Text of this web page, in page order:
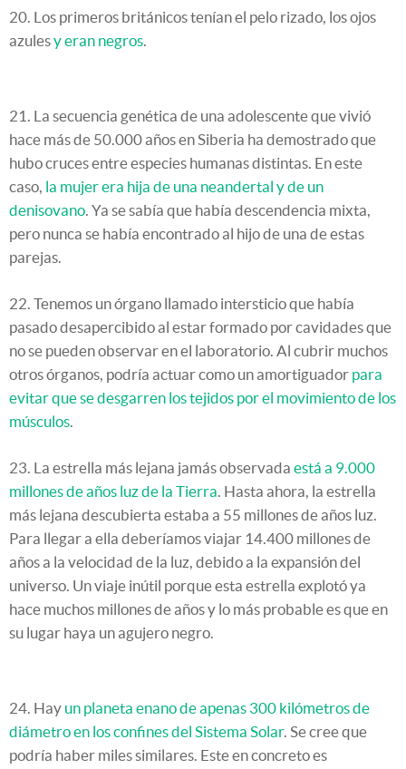
20. Los primeros británicos tenían el pelo rizado, los ojos
azulesy eran negros.
21. La secuencia genética de una adolescente que vivió
hace más de 50.000 años en Siberia ha demostrado que
hubo cruces entre especies humanas distintas. En este
caso, la mujer era hija de una neandertal y de un
denisovano. Ya se sabía que había descendencia mixta,
pero nunca se había encontrado al hijo de una de estas
parejas.
22. Tenemos un órgano llamado intersticio que había
pasado desapercibido al estar formado por cavidades que
no se pueden observar en el laboratorio. Al cubrir muchos
otros órganos, podría actuar como un amortiguador para
evitar que se desgarren los tejidos por el movimiento de los
músculos.
23. La estrella más lejana jamás observada está a 9.000
millones de años luz de la Tierra. Hasta ahora, la estrella
más lejana descubierta estaba a 55 millones de años luz.
Para llegar a ella deberíamos viajar 14.400 millones de
años a la velocidad de la luz, debido a la expansión del
universo. Un viaje inútil porque esta estrella explotó ya
hace muchos millones de años y lo más probable es que en
su lugar haya un agujero negro.
24. Hay un planeta enano de apenas 300 kilómetros de
diámetro en los confines del Sistema Solar. Se cree que
podría haber miles similares. Este en concreto es